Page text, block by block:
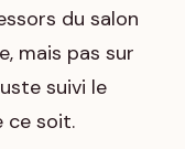
du salon
mais pas sur
suivi le
ce soit.